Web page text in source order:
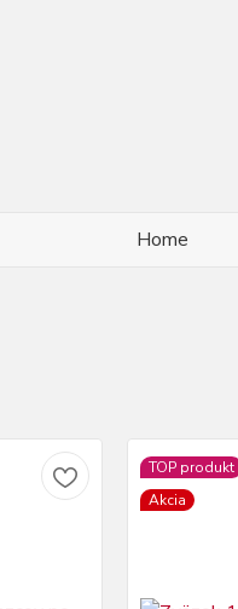
Home
TOP produkt
Akcia